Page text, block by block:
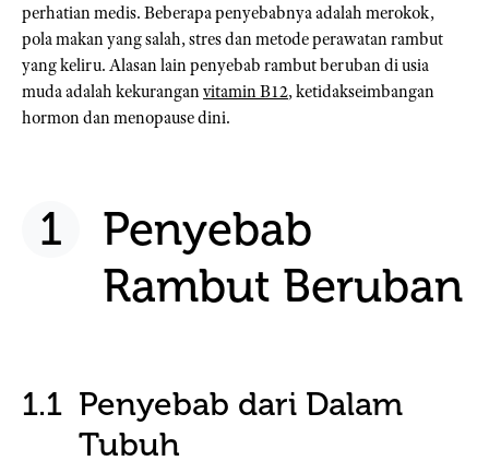
perhatian medis. Beberapa penyebabnya adalah merokok,
pola makan yang salah, stres dan metode perawatan rambut
yang keliru. Alasan lain penyebab rambut beruban di usia
muda adalah kekuranganvitamin B12, ketidakseimbangan
hormon dan menopause dini.
Penyebab
Rambut Beruban
Penyebab dari Dalam
Tubuh